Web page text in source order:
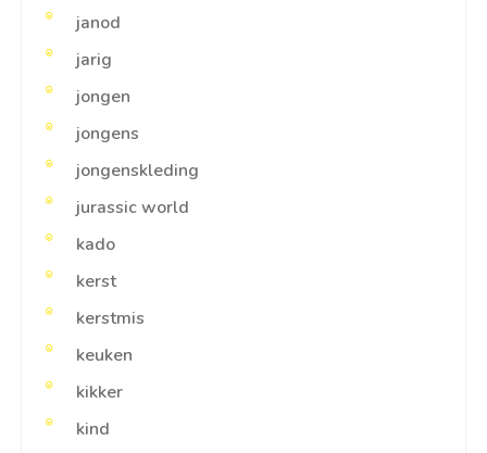
janod
jarig
jongen
jongens
jongenskleding
jurassic world
kado
kerst
kerstmis
keuken
kikker
kind